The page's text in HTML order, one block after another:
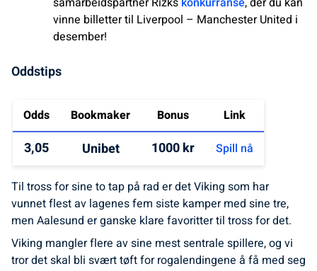
vinne billetter til Liverpool – Manchester United i
desember!
Oddstips
Odds Bookmaker Bonus Link
3,05 Unibet 1000 kr Spill nå
Til tross for sine to tap på rad er det Viking som har
vunnet flest av lagenes fem siste kamper med sine tre,
men Aalesund er ganske klare favoritter til tross for det.
Viking mangler flere av sine mest sentrale spillere, og vi
tror det skal bli svært tøft for rogalendingene å få med seg